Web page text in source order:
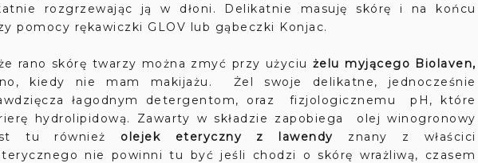
rozgrzewając ją w dłoni. Delikatnie masuję skórę i na końcu
pomocy rękawiczki GLOV lub gąbeczki Konjac.
rano skórę twarzy można zmyć przy użyciu żelu myjącego Biolaven,
kiedy nie mam makijażu. Żel swoje delikatne, jednocześnie
łagodnym detergentom, oraz fizjologicznemu pH, które
hydrolipidową. Zawarty w składzie zapobiega olej winogronowy
tu również olejek eteryczny z lawendy znany z właścici
nie powinni tu być jeśli chodzi o skórę wrażliwą, czasem